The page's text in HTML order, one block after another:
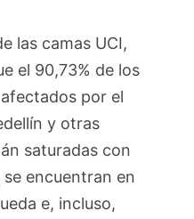
las camas UCI,
el 90,73% de los
por el
y otras
saturadas con
encuentran en
e, incluso,